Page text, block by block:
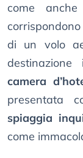
come
di un volo
camera
presentata
spiaggia
come